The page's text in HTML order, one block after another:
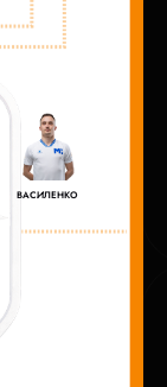
ВАСИЛЕНКО